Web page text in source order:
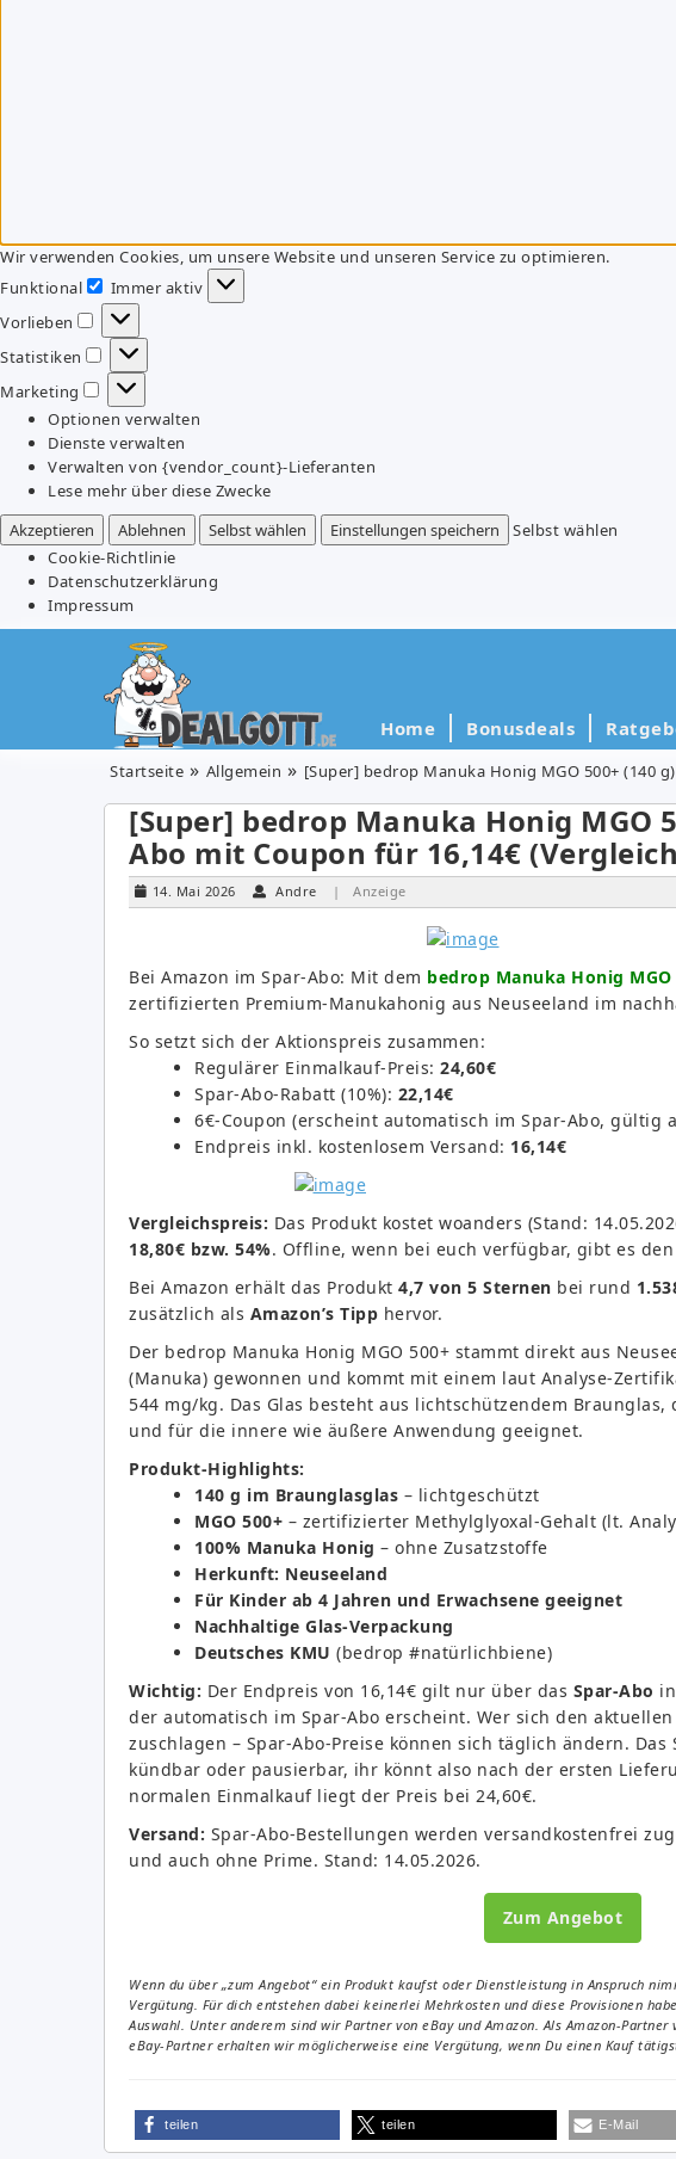
Wir verwenden Cookies, um unsere Website und unseren Service zu optimieren.
Funktional
Funktional
Immer aktiv
Vorlieben
Vorlieben
Statistiken
Statistiken
Marketing
Marketing
Optionen verwalten
Dienste verwalten
Verwalten von {vendor_count}-Lieferanten
Lese mehr über diese Zwecke
Akzeptieren
Ablehnen Selbst wählen Einstellungen speichern
Selbst wählen
Cookie-Richtlinie
Datenschutzerklärung
Impressum
Home Bonusdeals
Startseite Allgemein [Super] bedrop Manuka Honig MGO 500+ (140
[Super] bedrop Manuka Honig MGO
Abo mit Coupon für 16,14€
14. Mai 2026 Andre | Anzeige
Bei Amazon im Spar-Abo: Mit dem bedrop Manuka Honig
zertifizierten Premium-Manukahonig aus Neuseeland im
So setzt sich der Aktionspreis zusammen:
Regulärer Einmalkauf-Preis: 24,60€
Spar-Abo-Rabatt (10%): 22,14€
6€-Coupon (erscheint automatisch im Spar-Abo, gültig
Endpreis inkl. kostenlosem Versand: 16,14€
Vergleichspreis: Das Produkt kostet woanders (Stand:
18,80€ bzw. 54%. Offline, wenn bei euch verfügbar, gibt es
Bei Amazon erhält das Produkt 4,7 von 5 Sternen bei rund
zusätzlich als Amazon’s Tipp hervor.
Der bedrop Manuka Honig MGO 500+ stammt direkt aus
(Manuka) gewonnen und kommt mit einem laut Analyse-
544 mg/kg. Das Glas besteht aus lichtschützendem
und für die innere wie äußere Anwendung geeignet.
Produkt-Highlights:
140 g im Braunglasglas – lichtgeschützt
MGO 500+ – zertifizierter Methylglyoxal-Gehalt (lt.
100% Manuka Honig – ohne Zusatzstoffe
Herkunft: Neuseeland
Für Kinder ab 4 Jahren und Erwachsene geeignet
Nachhaltige Glas-Verpackung
Deutsches KMU (bedrop #natürlichbiene)
Wichtig: Der Endpreis von 16,14€ gilt nur über das Spar-Abo
der automatisch im Spar-Abo erscheint. Wer sich den
zuschlagen – Spar-Abo-Preise können sich täglich ändern.
kündbar oder pausierbar, ihr könnt also nach der ersten
normalen Einmalkauf liegt der Preis bei 24,60€.
Versand: Spar-Abo-Bestellungen werden versandkostenfrei
und auch ohne Prime. Stand: 14.05.2026.
Zum Angebot
Wenn du über „zum Angebot“ ein Produkt kaufst oder Dienstleistung in Anspruch
Vergütung. Für dich entstehen dabei keinerlei Mehrkosten und diese Provisionen
Auswahl. Unter anderem sind wir Partner von eBay und Amazon. Als Amazon-
eBay-Partner erhalten wir möglicherweise eine Vergütung, wenn Du einen Kauf
teilen teilen E-Mail